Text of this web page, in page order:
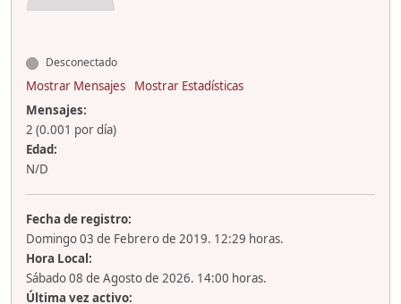
Desconectado
Mostrar Mensajes
Mostrar Estadísticas
Mensajes:
2 (0.001 por día)
Edad:
N/D
Fecha de registro:
Domingo 03 de Febrero de 2019. 12:29 horas.
Hora Local:
Sábado 08 de Agosto de 2026. 14:00 horas.
Última vez activo: